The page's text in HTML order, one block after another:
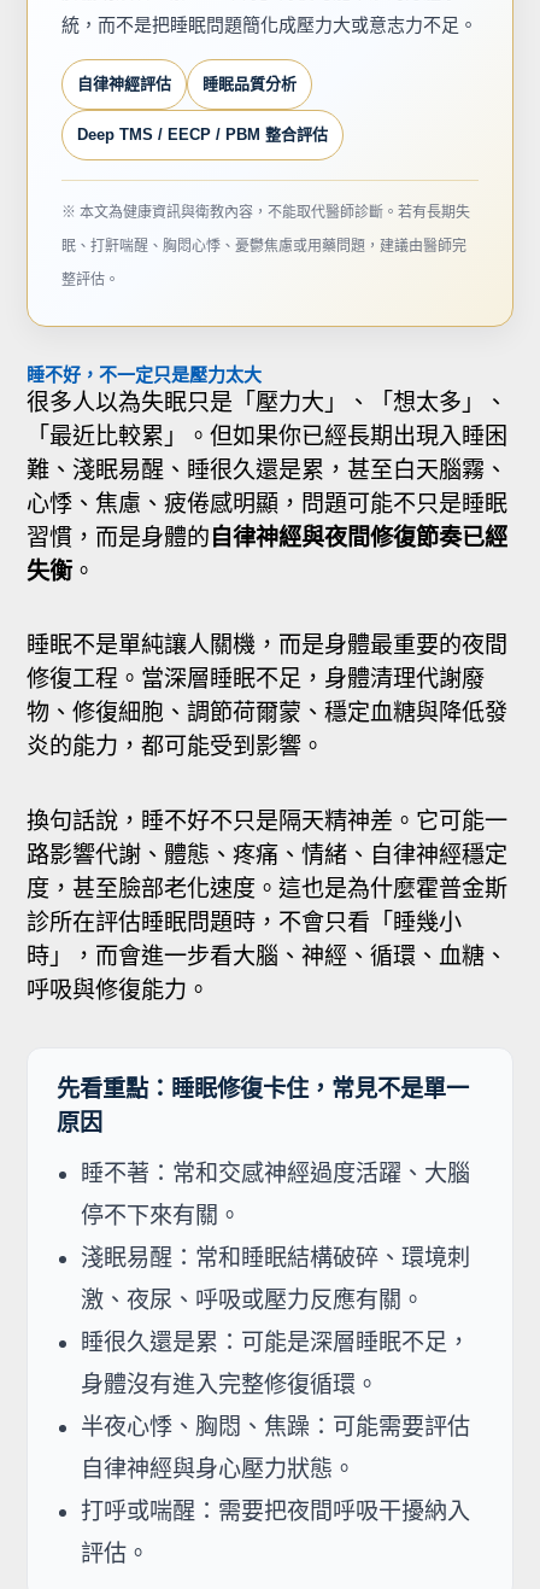
統，而不是把睡眠問題簡化成壓力大或意志力不足。
自律神經評估 睡眠品質分析
Deep TMS / EECP / PBM 整合評估
※ 本文為健康資訊與衛教內容，不能取代醫師診斷。若有長期失
眠、打鼾喘醒、胸悶心悸、憂鬱焦慮或用藥問題，建議由醫師完
整評估。
睡不好，不一定只是壓力太大
很多人以為失眠只是「壓力大」、「想太多」、
「最近比較累」。但如果你已經長期出現入睡困
難、淺眠易醒、睡很久還是累，甚至白天腦霧、
心悸、焦慮、疲倦感明顯，問題可能不只是睡眠
習慣，而是身體的 自律神經與夜間修復節奏已經
失衡 。
睡眠不是單純讓人關機，而是身體最重要的夜間
修復工程。當深層睡眠不足，身體清理代謝廢
物、修復細胞、調節荷爾蒙、穩定血糖與降低發
炎的能力，都可能受到影響。
換句話說，睡不好不只是隔天精神差。它可能一
路影響代謝、體態、疼痛、情緒、自律神經穩定
度，甚至臉部老化速度。這也是為什麼霍普金斯
診所在評估睡眠問題時，不會只看「睡幾小
時」，而會進一步看大腦、神經、循環、血糖、
呼吸與修復能力。
先看重點：睡眠修復卡住，常見不是單一
原因
睡不著：常和交感神經過度活躍、大腦
停不下來有關。
淺眠易醒：常和睡眠結構破碎、環境刺
激、夜尿、呼吸或壓力反應有關。
睡很久還是累：可能是深層睡眠不足，
身體沒有進入完整修復循環。
半夜心悸、胸悶、焦躁：可能需要評估
自律神經與身心壓力狀態。
打呼或喘醒：需要把夜間呼吸干擾納入
評估。